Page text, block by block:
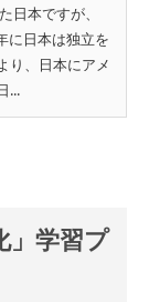
日本ですが、
に日本は独立を
り、日本にアメ
...
」学習プ